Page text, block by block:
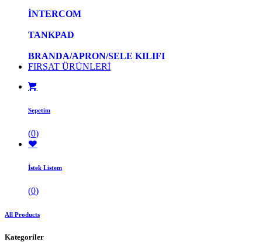
İNTERCOM
TANKPAD
BRANDA/APRON/SELE KILIFI
FIRSAT ÜRÜNLERİ
Sepetim
(0)
İstek Listem
(0)
All Products
Kategoriler